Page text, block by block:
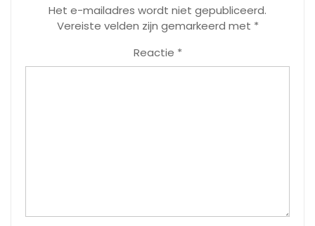
Het e-mailadres wordt niet gepubliceerd.
Vereiste velden zijn gemarkeerd met *
Reactie *